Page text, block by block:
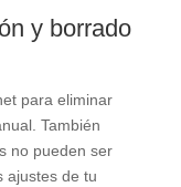
y borrado
para eliminar
También
no pueden ser
ajustes de tu